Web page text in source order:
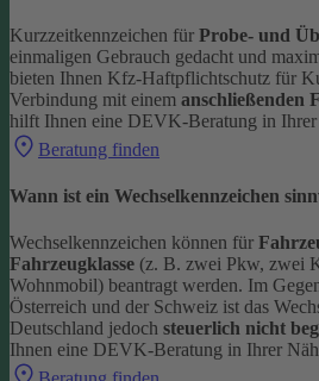
Kurzzeitkennzeichen für Probe- und
einmaligen Gebrauch gedacht und
bieten Ihnen Kfz-Haftpflichtschutz für
Verbindung mit einem anschließenden
hilft Ihnen eine DEVK-Beratung in Ihrer
Beratung finden
Wann ist ein Wechselkennzeichen
Wechselkennzeichen können für
Fahrzeugklasse (z. B. zwei Pkw, zwei
Wohnmobil) beantragt werden. Im
Österreich und der Schweiz ist das
Deutschland jedoch steuerlich nicht
Ihnen eine DEVK-Beratung in Ihrer